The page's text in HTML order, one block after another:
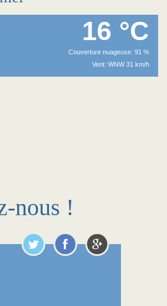
16 °C
Couverture nuageuse: 91 %
Vent: WNW 31 km/h
nous !